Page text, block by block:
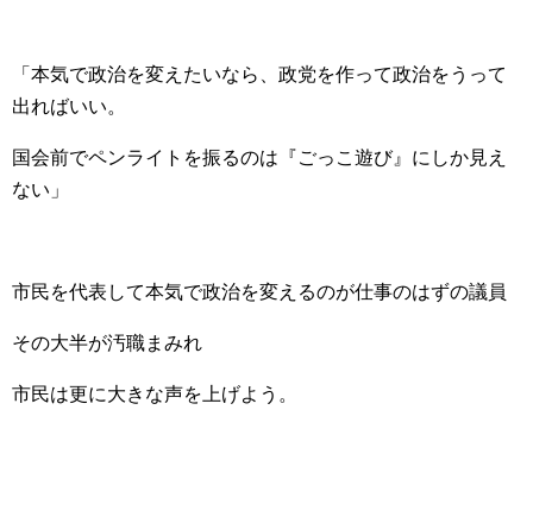
「本気で政治を変えたいなら、政党を作って政治をうって
出ればいい。
国会前でペンライトを振るのは『ごっこ遊び』にしか見え
ない」
市民を代表して本気で政治を変えるのが仕事のはずの議員
その大半が汚職まみれ
市民は更に大きな声を上げよう。